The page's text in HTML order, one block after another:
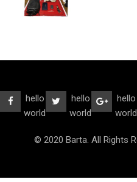
hello
world
hello
world
hello
world
© 2020 Barta. All Rights